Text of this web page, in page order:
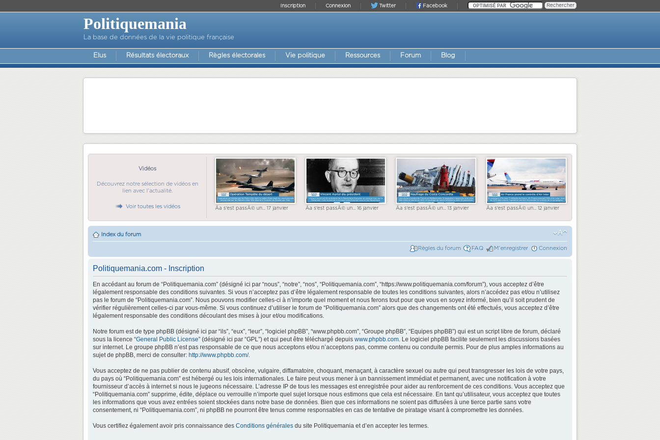
Facebook
Twitter
Connexion
Inscription
Politiquemania
La base de données de la vie politique française
Elus Résultats électoraux Règles électorales Vie politique Ressources Forum Blog
Vidéos
Découvrez notre sélection de vidéos en
lien avec l'actualité.
Voir toutes les vidéos Ãa s'est passÃ© un... 17 janvier Ãa s'est passÃ© un... 16 janvier Ãa s'est passÃ© un... 13 janvier Ãa s'est passÃ© un... 12 janvier
Index du forum
Règles du forum FAQ M’enregistrer Connexion
Politiquemania.com - Inscription
En accédant au forum de “Politiquemania.com” (désigné ici par “nous”, “notre”, “nos”, “Politiquemania.com”, “https://www.politiquemania.com/forum”), vous acceptez d’être
légalement responsable des conditions suivantes. Si vous n’acceptez pas d’être légalement responsable de toutes les conditions suivantes, alors n’accédez pas et/ou n’utilisez
pas le forum de “Politiquemania.com”. Nous pouvons modifier celles-ci à n’importe quel moment et nous ferons tout pour que vous en soyez informé, bien qu’il soit prudent de
vérifier régulièrement celles-ci par vous-même. Si vous continuez d’utiliser le forum de “Politiquemania.com” alors que des changements ont été effectués, vous acceptez d’être
légalement responsable des conditions découlant des mises à jour et/ou modifications.
Notre forum est de type phpBB (désigné ici par “ils”, “eux”, “leur”, “logiciel phpBB”, “www.phpbb.com”, “Groupe phpBB”, “Equipes phpBB”) qui est un script libre de forum, déclaré
sous la licence “General Public License” (désigné ici par “GPL”) et qui peut être téléchargé depuis www.phpbb.com. Le logiciel phpBB facilite seulement les discussions basées
sur internet. Le groupe phpBB n’est pas responsable de ce que nous acceptons et/ou n’acceptons pas, comme contenu ou conduite permis. Pour de plus amples informations au
sujet de phpBB, merci de consulter: http://www.phpbb.com/.
Vous acceptez de ne pas publier de contenu abusif, obscène, vulgaire, diffamatoire, choquant, menaçant, à caractère sexuel ou autre qui peut transgresser les lois de votre pays,
du pays où “Politiquemania.com” est hébergé ou les lois internationales. Le faire peut vous mener à un bannissement immédiat et permanent, avec une notification à votre
fournisseur d’accès à internet si nous le jugeons nécessaire. L’adresse IP de tous les messages est enregistrée pour aider au renforcement de ces conditions. Vous acceptez que
“Politiquemania.com” supprime, édite, déplace ou verrouille n’importe quel sujet lorsque nous estimons que cela est nécessaire. En tant qu’utilisateur, vous acceptez que toutes
les informations que vous avez entrées soient stockées dans notre base de données. Bien que ces informations ne soient pas diffusées à une tierce partie sans votre
consentement, ni “Politiquemania.com”, ni phpBB ne pourront être tenus comme responsables en cas de tentative de piratage visant à compromettre les données.
Vous certifiez également avoir pris connaissance des Conditions générales du site Politiquemania et d’en accepter les termes.